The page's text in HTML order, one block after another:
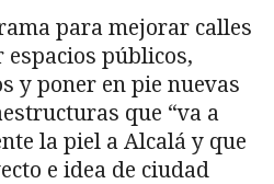
para mejorar calles
públicos,
y poner en pie nuevas
que “va a
la piel a Alcalá y que
e idea de ciudad